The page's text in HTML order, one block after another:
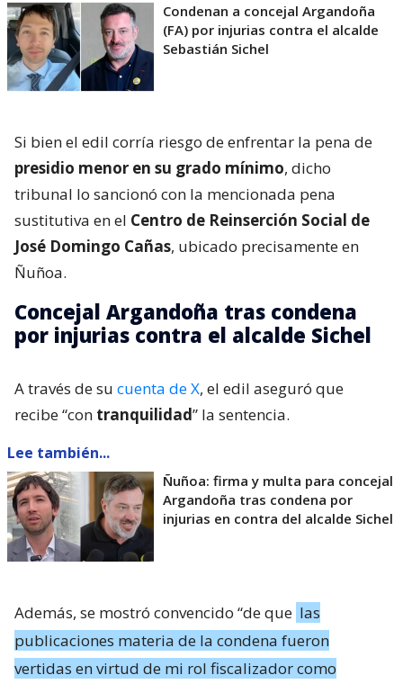
Condenan a concejal Argandoña
(FA) por injurias contra el alcalde
Sebastián Sichel
Si bien el edil corría riesgo de enfrentar la pena de
presidio menor en su grado mínimo, dicho
tribunal lo sancionó con la mencionada pena
sustitutiva en el Centro de Reinserción Social de
José Domingo Cañas, ubicado precisamente en
Ñuñoa.
Concejal Argandoña tras condena
por injurias contra el alcalde Sichel
A través de su cuenta de X, el edil aseguró que
recibe “con tranquilidad” la sentencia.
Lee también...
Ñuñoa: firma y multa para concejal
Argandoña tras condena por
injurias en contra del alcalde Sichel
Además, se mostró convencido “de que las
publicaciones materia de la condena fueron
vertidas en virtud de mi rol fiscalizador como